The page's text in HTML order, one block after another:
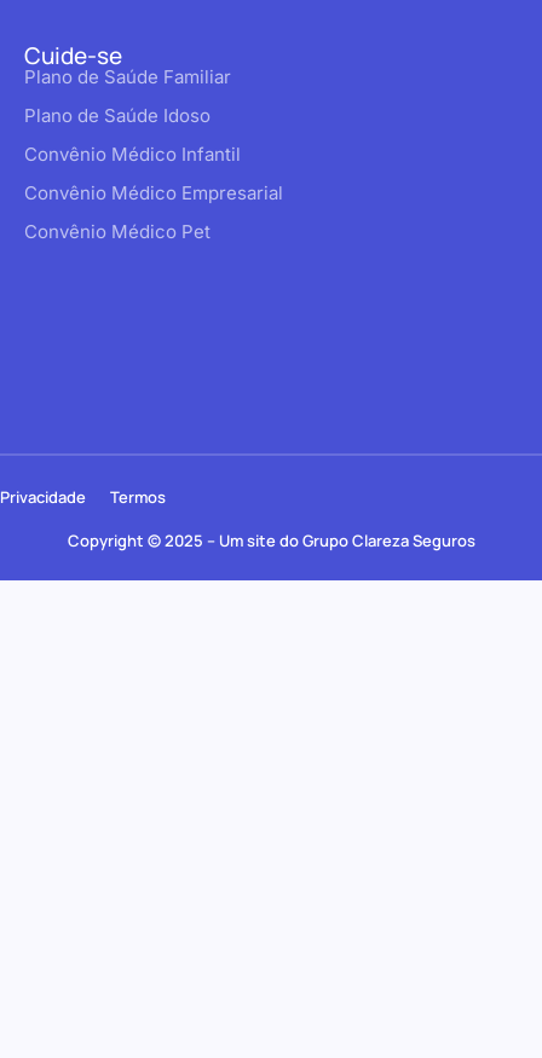
Cuide-se
Plano de Saúde Familiar
Plano de Saúde Idoso
Convênio Médico Infantil
Convênio Médico Empresarial
Convênio Médico Pet
Copyright © 2025 – Um site do Grupo Clareza Seguros
Privacidade Termos